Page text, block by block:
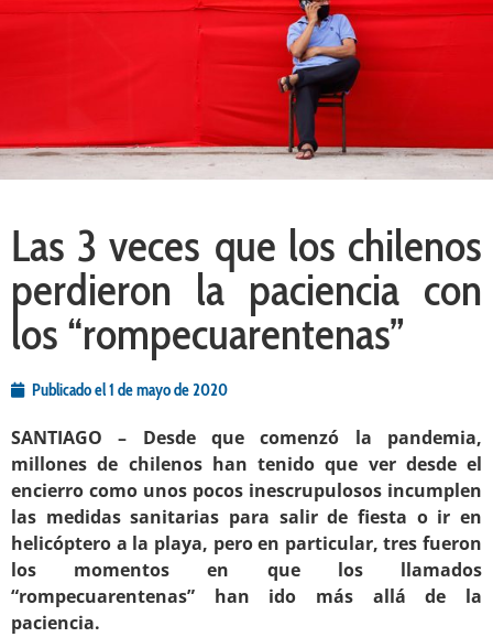
Las 3 veces que los chilenos
perdieron la paciencia con
los “rompecuarentenas”
Publicado el1 de mayo de 2020
SANTIAGO – Desde que comenzó la pandemia,
millones de chilenos han tenido que ver desde el
encierro como unos pocos inescrupulosos incumplen
las medidas sanitarias para salir de fiesta o ir en
helicóptero a la playa, pero en particular, tres fueron
los momentos en que los llamados
“rompecuarentenas” han ido más allá de la
paciencia.